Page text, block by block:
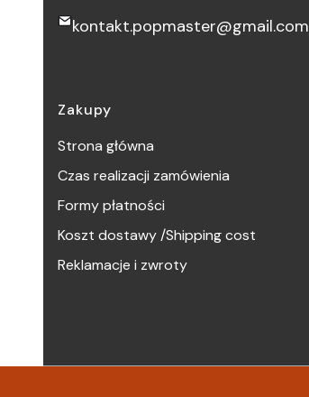
kontakt.popmaster@gmail.com
Linki w stopce
Zakupy
Strona główna
Czas realizacji zamówienia
Formy płatności
Koszt dostawy /Shipping cost
Reklamacje i zwroty